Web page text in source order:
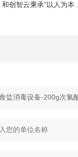
创智云秉承“以人为